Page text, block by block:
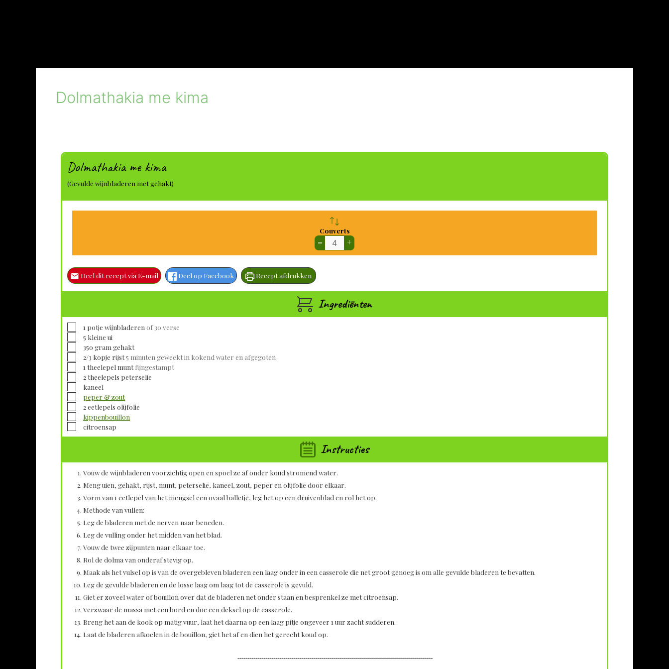
Dolmathakia me kima
Dolmathakia me kima
(Gevulde wijnbladeren met gehakt)
Couverts
– +
Deel dit recept via E-mail Deel op Facebook Recept afdrukken
Ingrediënten
▢1 potje wijnbladeren of 30 verse
▢
5 kleine ui
▢
350 gram gehakt
▢
2/3 kopje rijst5 minuten geweekt in kokend water en afgegoten
▢1 theelepel munt fijngestampt
▢
2theelepels peterselie
▢
kaneel
▢
peper & zout
▢
2eetlepels olijfolie
▢
kippenbouillon
▢
citroensap
Instructies
Vouw de wijnbladeren voorzichtig open en spoel ze af onder koud stromend water.
Meng uien, gehakt, rijst, munt, peterselie, kaneel, zout, peper en olijfolie door elkaar.
Vorm van 1 eetlepel van het mengsel een ovaal balletje, leg het op een druivenblad en rol het op.
Methode van vullen:
Leg de bladeren met de nerven naar beneden.
Leg de vulling onder het midden van het blad.
Vouw de twee zijpunten naar elkaar toe.
Rol de dolma van onderaf stevig op.
Maak als het vulsel op is van de overgebleven bladeren een laag onder in een casserole die net groot genoeg is om alle gevulde bladeren te bevatten.
Leg de gevulde bladeren en de losse laag om laag tot de casserole is gevuld.
Giet er zoveel water of bouillon over dat de bladeren net onder staan en besprenkel ze met citroensap.
Verzwaar de massa met een bord en doe een deksel op de casserole.
Breng het aan de kook op matig vuur, laat het daarna op een laag pitje ongeveer 1 uur zacht sudderen.
Laat de bladeren afkoelen in de bouillon, giet het af en dien het gerecht koud op.
--------------------------------------------------------------------------------------------------